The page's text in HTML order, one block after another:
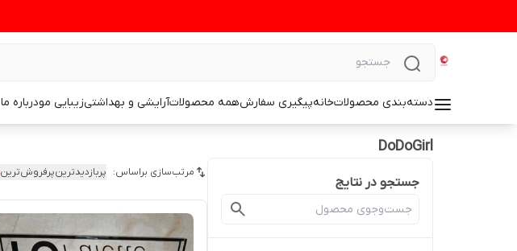
دسته‌بندی محصولاتخانهپیگیری سفارشهمه محصولاتآرایشی و بهداشتیزیبایی مودرباره ما
DoDoGirl
جستجو در نتایج
مرتب‌سازی براساس: پربازدیدترینپرفروش‌ترین